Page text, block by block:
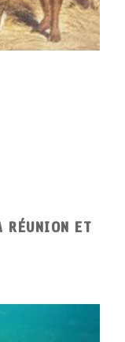
RÉUNION ET